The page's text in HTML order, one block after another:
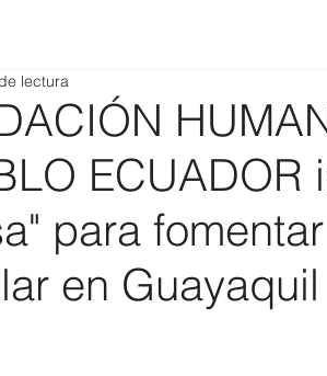
ECUADOR
para
en Guayaquil
lectura